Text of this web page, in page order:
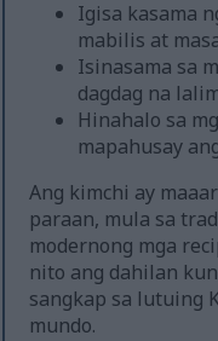
Igisa kasama
mabilis at
Isinasama sa
dagdag na
Hinahalo sa
mapahusay
Ang kimchi ay
paraan, mula sa
modernong mga
nito ang dahilan
sangkap sa lutuing
mundo.